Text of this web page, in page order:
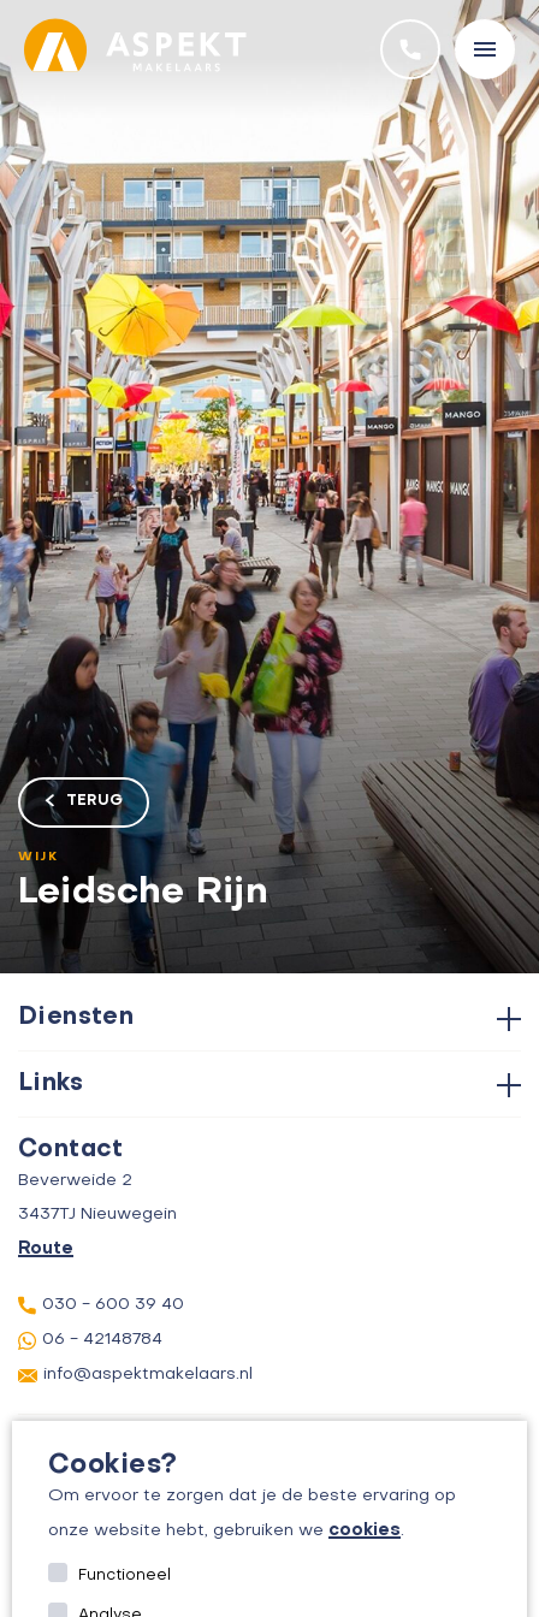
TERUG
WIJK
Leidsche Rijn
Cookies?
Om ervoor te zorgen dat je de beste ervaring op
onze website hebt, gebruiken we cookies.
Functioneel
Diensten
Aankoop
Taxatie
Verhuur
Links
Over ons
Contact
Beverweide 2
3437TJ Nieuwegein
Route
030 - 600 39 40
06 - 42148784
info@aspektmakelaars.nl